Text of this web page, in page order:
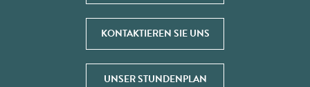
KONTAKTIEREN SIE UNS
UNSER STUNDENPLAN